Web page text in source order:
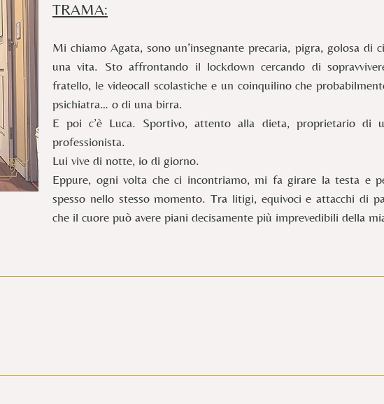
TRAMA:
Mi chiamo Agata, sono un’insegnante precaria, pigra, golosa di
una vita. Sto affrontando il lockdown cercando di
fratello, le videocall scolastiche e un coinquilino che
psichiatra… o di una birra.
E poi c’è Luca. Sportivo, attento alla dieta, proprietario di
professionista.
Lui vive di notte, io di giorno.
Eppure, ogni volta che ci incontriamo, mi fa girare la testa e
spesso nello stesso momento. Tra litigi, equivoci e attacchi di
che il cuore può avere piani decisamente più imprevedibili della